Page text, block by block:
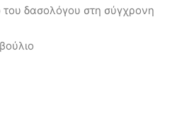
του δασολόγου στη σύγχρονη